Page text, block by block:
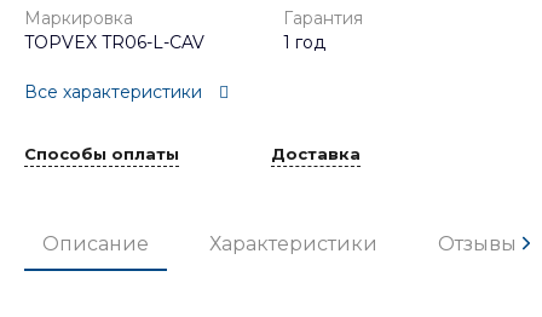
Маркировка
TOPVEX TR06-L-CAV
Гарантия
1 год
Все характеристики
Способы оплаты Доставка
Описание Характеристики Отзывы